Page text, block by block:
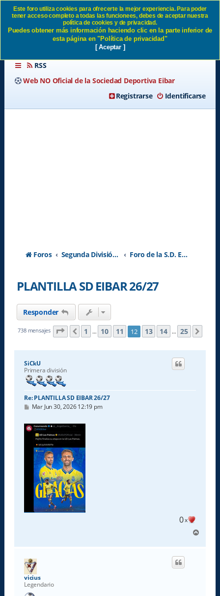
PLANTILLA SD EIBAR 26/27
- Página 12 SD Eibar
RSS
Web NO Oficial de la Sociedad Deportiva Eibar
Identificarse
Registrarse
Foros Segunda División A - Temporada 2026-2027 Foro de la S.D. Eibar
PLANTILLA SD EIBAR 26/27
Responder
738 mensajes Página 12 de
Anterior
1 … 10 11 12 13 14 … 25
SiCkU
Primera división
Re: PLANTILLA SD EIBAR 26/27
M
s
a
Mar Jun 30, 2026 12:19 pm
0x
r
vicius
Legendario
Este foro utiliza cookies para ofrecerte la mejor experiencia. Para poder
tener acceso completo a todas las funcionees, debes de aceptar nuestra
política de cookies y de privacidad.
Puedes obtener más información haciendo clic en la parte inferior de
esta página en "Política de privacidad"
[ Aceptar ]